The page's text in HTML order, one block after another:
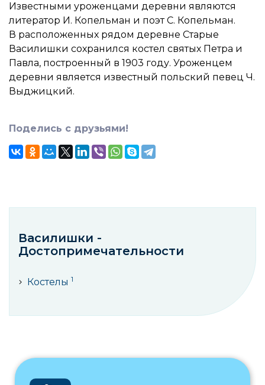
Известными уроженцами деревни являются
литератор И. Копельман и поэт С. Копельман.
В расположенных рядом деревне Старые
Василишки сохранился костел святых Петра и
Павла, построенный в 1903 году. Уроженцем
деревни является известный польский певец Ч.
Выджицкий.
Поделись с друзьями!
Василишки -
Достопримечательности
Костелы 1